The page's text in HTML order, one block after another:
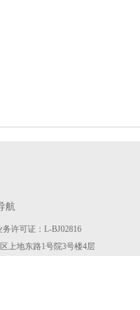
航
许可证：L-BJ02816
上地东路1号院3号楼4层